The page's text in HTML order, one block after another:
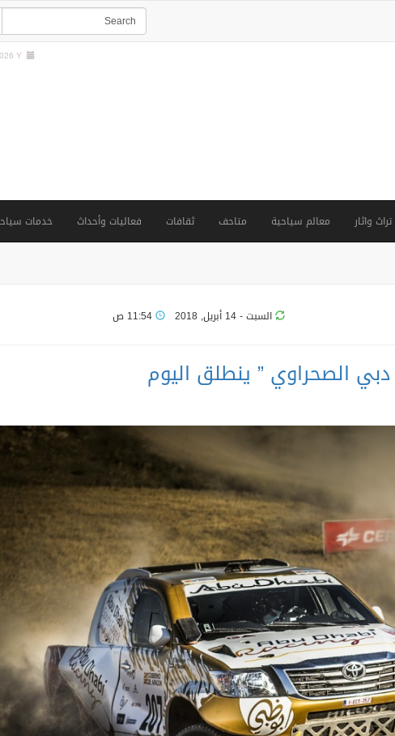
Y |
تراث واثار معالم سياحية متاحف ثقافات فعاليات وأحداث خدمات
السبت - 14 أبريل, 2018 11:54 ص
دبي الصحراوي ” ينطلق اليوم